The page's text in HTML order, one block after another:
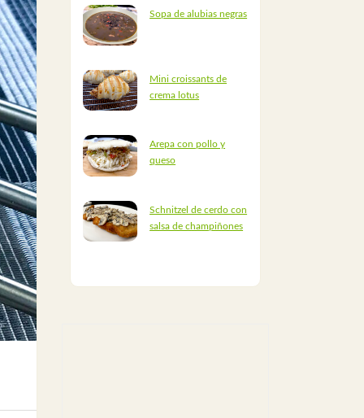
Sopa de alubias negras
Mini croissants de
crema lotus
Arepa con pollo y
queso
Schnitzel de cerdo con
salsa de champiñones